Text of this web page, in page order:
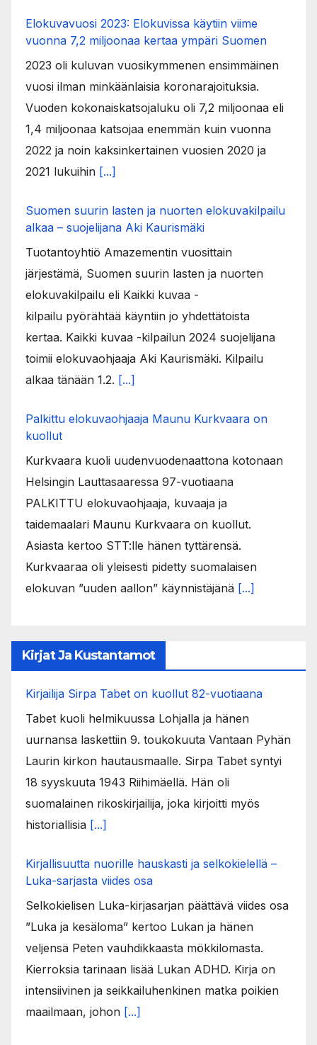
Elokuvavuosi 2023: Elokuvissa käytiin viime
vuonna 7,2 miljoonaa kertaa ympäri Suomen
2023 oli kuluvan vuosikymmenen ensimmäinen
vuosi ilman minkäänlaisia koronarajoituksia.
Vuoden kokonaiskatsojaluku oli 7,2 miljoonaa eli
1,4 miljoonaa katsojaa enemmän kuin vuonna
2022 ja noin kaksinkertainen vuosien 2020 ja
2021 lukuihin [...]
Suomen suurin lasten ja nuorten elokuvakilpailu
alkaa – suojelijana Aki Kaurismäki
Tuotantoyhtiö Amazementin vuosittain
järjestämä, Suomen suurin lasten ja nuorten
elokuvakilpailu eli Kaikki kuvaa -
kilpailu pyörähtää käyntiin jo yhdettätoista
kertaa. Kaikki kuvaa -kilpailun 2024 suojelijana
toimii elokuvaohjaaja Aki Kaurismäki. Kilpailu
alkaa tänään 1.2. [...]
Palkittu elokuvaohjaaja Maunu Kurkvaara on
kuollut
Kurkvaara kuoli uudenvuodenaattona kotonaan
Helsingin Lauttasaaressa 97-vuotiaana
PALKITTU elokuvaohjaaja, kuvaaja ja
taidemaalari Maunu Kurkvaara on kuollut.
Asiasta kertoo STT:lle hänen tyttärensä.
Kurkvaaraa oli yleisesti pidetty suomalaisen
elokuvan ”uuden aallon” käynnistäjänä [...]
Kirjat Ja Kustantamot
Kirjailija Sirpa Tabet on kuollut 82-vuotiaana
Tabet kuoli helmikuussa Lohjalla ja hänen
uurnansa laskettiin 9. toukokuuta Vantaan Pyhän
Laurin kirkon hautausmaalle. Sirpa Tabet syntyi
18 syyskuuta 1943 Riihimäellä. Hän oli
suomalainen rikoskirjailija, joka kirjoitti myös
historiallisia [...]
Kirjallisuutta nuorille hauskasti ja selkokielellä –
Luka-sarjasta viides osa
Selkokielisen Luka-kirjasarjan päättävä viides osa
”Luka ja kesäloma” kertoo Lukan ja hänen
veljensä Peten vauhdikkaasta mökkilomasta.
Kierroksia tarinaan lisää Lukan ADHD. Kirja on
intensiivinen ja seikkailuhenkinen matka poikien
maailmaan, johon [...]